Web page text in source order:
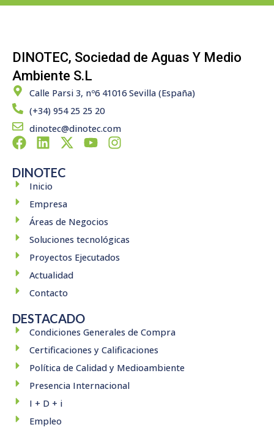
DINOTEC, Sociedad de Aguas Y Medio
Ambiente S.L
Calle Parsi 3, nº6 41016 Sevilla (España)
(+34) 954 25 25 20
dinotec@dinotec.com
F
c
e
b
o
k
L
n
k
e
d
i
n
X
i
t
t
e
r
Y
e
I
a
m
DINOTEC
Inicio
Empresa
Áreas de Negocios
Soluciones tecnológicas
Proyectos Ejecutados
Actualidad
Contacto
DESTACADO
Condiciones Generales de Compra
Certificaciones y Calificaciones
Política de Calidad y Medioambiente
Presencia Internacional
I + D + i
Empleo